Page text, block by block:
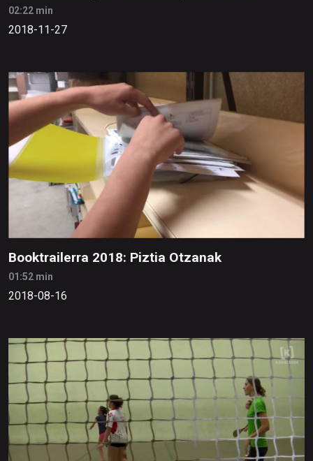
02:22 min
2018-11-27
Booktrailerra 2018: Piztia Otzanak
01:52 min
2018-08-16